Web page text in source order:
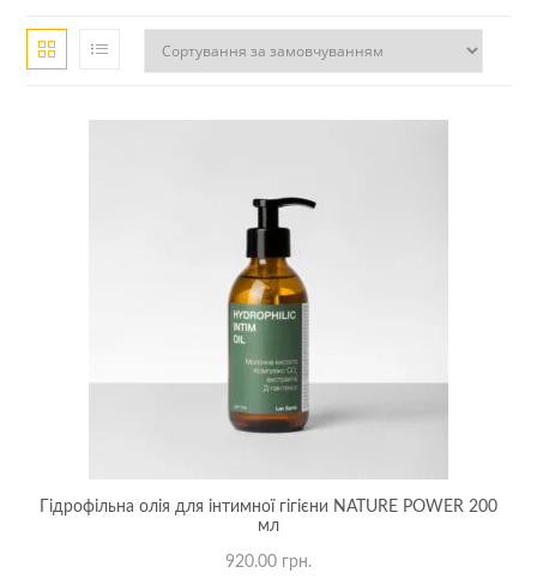
Гідрофільна олія для інтимної гігієни NATURE POWER 200
мл
920.00 грн.